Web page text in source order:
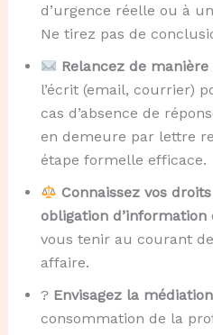
d’urgence réelle ou à
Ne tirez pas de
Relancez de
l’écrit (email, courrier)
cas d’absence de
en demeure par lettre
étape formelle efficace.
Connaissez vos
obligation d’information
vous tenir au courant
affaire.
? Envisagez la
consommation de la